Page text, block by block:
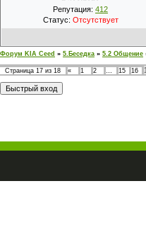
Репутация: 412
Статус: Отсутствует
Форум KIA Ceed » 5.Беседка » 5.2 Общение
Страница 17 из 18 « 1 2 … 15 16